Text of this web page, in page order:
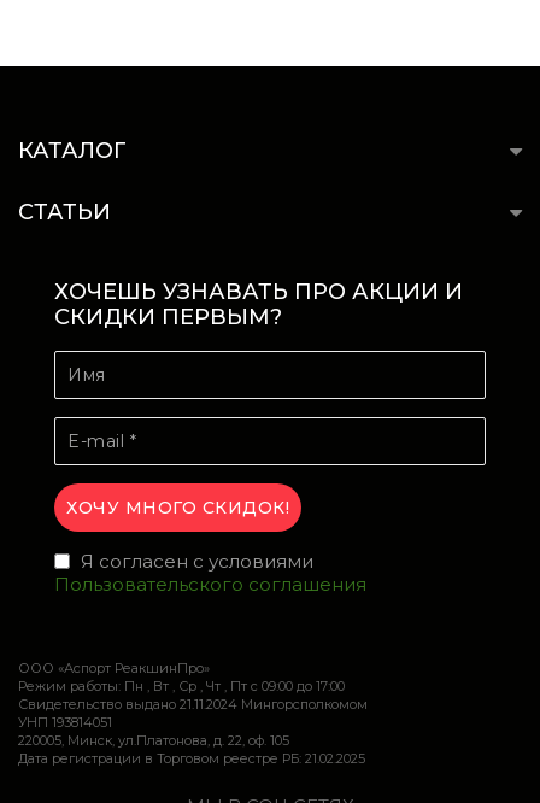
КАТАЛОГ
СТАТЬИ
ХОЧЕШЬ УЗНАВАТЬ ПРО АКЦИИ И
СКИДКИ ПЕРВЫМ?
Я согласен с условиями
Пользовательского соглашения
ООО «Аспорт РеакшинПро»
Режим работы: Пн , Вт , Ср , Чт , Пт c 09:00 до 17:00
Свидетельство выдано 21.11.2024 Мингорсполкомом
УНП 193814051
220005, Минск, ул.Платонова, д. 22, оф. 105
Дата регистрации в Торговом реестре РБ: 21.02.2025